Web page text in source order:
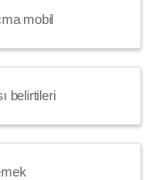
mobil
belirtileri